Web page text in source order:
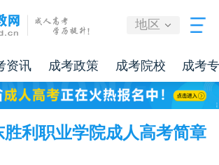
地区
资讯 成考政策 成考院校 成考
胜利职业学院成人高考简章